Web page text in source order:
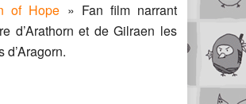
of Hope » Fan film narrant
d’Arathorn et de Gilraen les
d’Aragorn.